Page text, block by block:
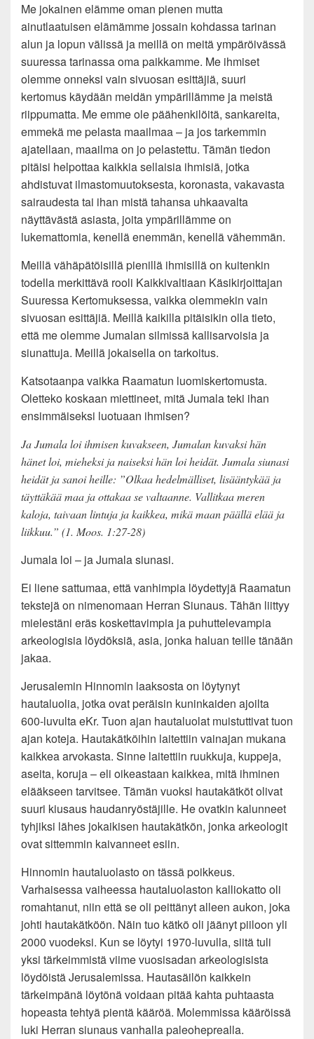
Me jokainen elämme oman pienen mutta
ainutlaatuisen elämämme jossain kohdassa tarinan
alun ja lopun välissä ja meillä on meitä ympäröivässä
suuressa tarinassa oma paikkamme. Me ihmiset
olemme onneksi vain sivuosan esittäjiä, suuri
kertomus käydään meidän ympärillämme ja meistä
riippumatta. Me emme ole päähenkilöitä, sankareita,
emmekä me pelasta maailmaa – ja jos tarkemmin
ajatellaan, maailma on jo pelastettu. Tämän tiedon
pitäisi helpottaa kaikkia sellaisia ihmisiä, jotka
ahdistuvat ilmastomuutoksesta, koronasta, vakavasta
sairaudesta tai ihan mistä tahansa uhkaavalta
näyttävästä asiasta, joita ympärillämme on
lukemattomia, kenellä enemmän, kenellä vähemmän.
Meillä vähäpätöisillä pienillä ihmisillä on kuitenkin
todella merkittävä rooli Kaikkivaltiaan Käsikirjoittajan
Suuressa Kertomuksessa, vaikka olemmekin vain
sivuosan esittäjiä. Meillä kaikilla pitäisikin olla tieto,
että me olemme Jumalan silmissä kallisarvoisia ja
siunattuja. Meillä jokaisella on tarkoitus.
Katsotaanpa vaikka Raamatun luomiskertomusta.
Oletteko koskaan miettineet, mitä Jumala teki ihan
ensimmäiseksi luotuaan ihmisen?
Ja Jumala loi ihmisen kuvakseen, Jumalan kuvaksi hän
hänet loi, mieheksi ja naiseksi hän loi heidät. Jumala siunasi
heidät ja sanoi heille: ”Olkaa hedelmälliset, lisääntykää ja
täyttäkää maa ja ottakaa se valtaanne. Vallitkaa meren
kaloja, taivaan lintuja ja kaikkea, mikä maan päällä elää ja
liikkuu.” (1. Moos. 1:27-28)
Jumala loi – ja Jumala siunasi.
Ei liene sattumaa, että vanhimpia löydettyjä Raamatun
tekstejä on nimenomaan Herran Siunaus. Tähän liittyy
mielestäni eräs koskettavimpia ja puhuttelevampia
arkeologisia löydöksiä, asia, jonka haluan teille tänään
jakaa.
Jerusalemin Hinnomin laaksosta on löytynyt
hautaluolia, jotka ovat peräisin kuninkaiden ajoilta
600-luvulta eKr. Tuon ajan hautaluolat muistuttivat tuon
ajan koteja. Hautakätköihin laitettiin vainajan mukana
kaikkea arvokasta. Sinne laitettiin ruukkuja, kuppeja,
aseita, koruja – eli oikeastaan kaikkea, mitä ihminen
elääkseen tarvitsee. Tämän vuoksi hautakätköt olivat
suuri kiusaus haudanryöstäjille. He ovatkin kalunneet
tyhjiksi lähes jokaikisen hautakätkön, jonka arkeologit
ovat sittemmin kaivanneet esiin.
Hinnomin hautaluolasto on tässä poikkeus.
Varhaisessa vaiheessa hautaluolaston kalliokatto oli
romahtanut, niin että se oli peittänyt alleen aukon, joka
johti hautakätköön. Näin tuo kätkö oli jäänyt piiloon yli
2000 vuodeksi. Kun se löytyi 1970-luvulla, siitä tuli
yksi tärkeimmistä viime vuosisadan arkeologisista
löydöistä Jerusalemissa. Hautasäilön kaikkein
tärkeimpänä löytönä voidaan pitää kahta puhtaasta
hopeasta tehtyä pientä kääröä. Molemmissa kääröissä
luki Herran siunaus vanhalla paleoheprealla.